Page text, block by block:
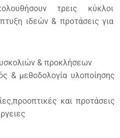
τρεις κύκλοι
ιδεών & προτάσεις για
& προκλήσεων
& μεθοδολογία υλοποίησης
και προτάσεις